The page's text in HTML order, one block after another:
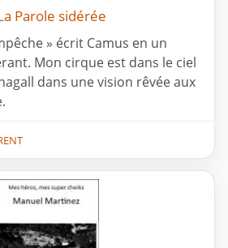
Parole sidérée
» écrit Camus en un
Mon cirque est dans le ciel
dans une vision rêvée aux